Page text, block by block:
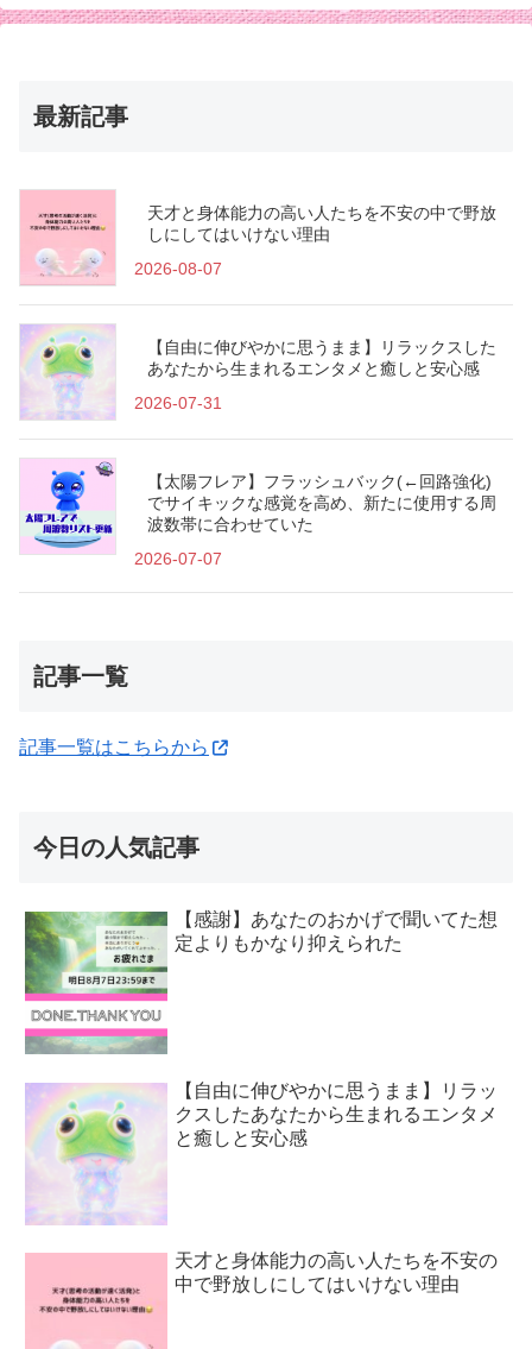
最新記事
天才と身体能力の高い人たちを不安の中で野放
しにしてはいけない理由
2026-08-07
【自由に伸びやかに思うまま】リラックスした
あなたから生まれるエンタメと癒しと安心感
2026-07-31
【太陽フレア】フラッシュバック(←回路強化)
でサイキックな感覚を高め、新たに使用する周
波数帯に合わせていた
2026-07-07
記事一覧
記事一覧はこちらから
今日の人気記事
【感謝】あなたのおかげで聞いてた想
定よりもかなり抑えられた
【自由に伸びやかに思うまま】リラッ
クスしたあなたから生まれるエンタメ
と癒しと安心感
天才と身体能力の高い人たちを不安の
中で野放しにしてはいけない理由